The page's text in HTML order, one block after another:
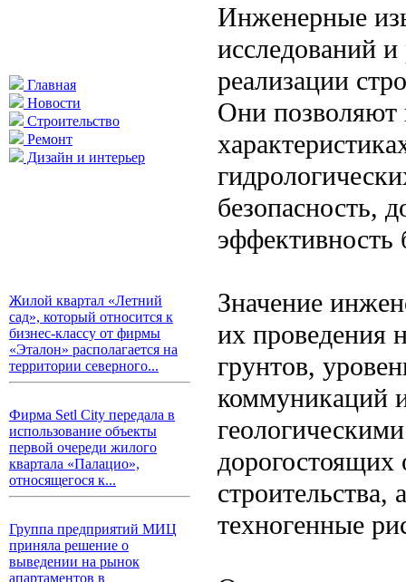
Главная
Новости
Строительство
Ремонт
Дизайн и интерьер
Жилой квартал «Летний
сад», который относится к
бизнес-классу от фирмы
«Эталон» располагается на
территории северного...
Фирма Setl City передала в
использование объекты
первой очереди жилого
квартала «Палацио»,
относящегося к...
Группа предприятий МИЦ
приняла решение о
выведении на рынок
апартаментов в
Инженерные
исследований
реализации
Они
безопасность,
Значение
их проведения
грунтов,
коммуникаций
дорогостоящих
техногенные